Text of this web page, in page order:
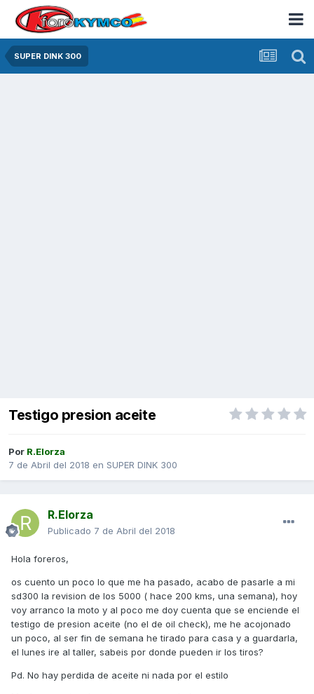
SUPER DINK 300
Testigo presion aceite
Por R.Elorza
7 de Abril del 2018 en SUPER DINK 300
R.Elorza
Publicado 7 de Abril del 2018
Hola foreros,
os cuento un poco lo que me ha pasado, acabo de pasarle a mi
sd300 la revision de los 5000 ( hace 200 kms, una semana), hoy
voy arranco la moto y al poco me doy cuenta que se enciende el
testigo de presion aceite (no el de oil check), me he acojonado
un poco, al ser fin de semana he tirado para casa y a guardarla,
el lunes ire al taller, sabeis por donde pueden ir los tiros?
Pd. No hay perdida de aceite ni nada por el estilo